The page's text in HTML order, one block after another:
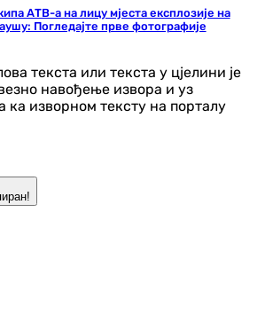
АТВ-а на лицу мјеста експлозије на
Погледајте прве фотографије
текста или текста у цјелини је
навођење извора и уз
ка изворном тексту на порталу